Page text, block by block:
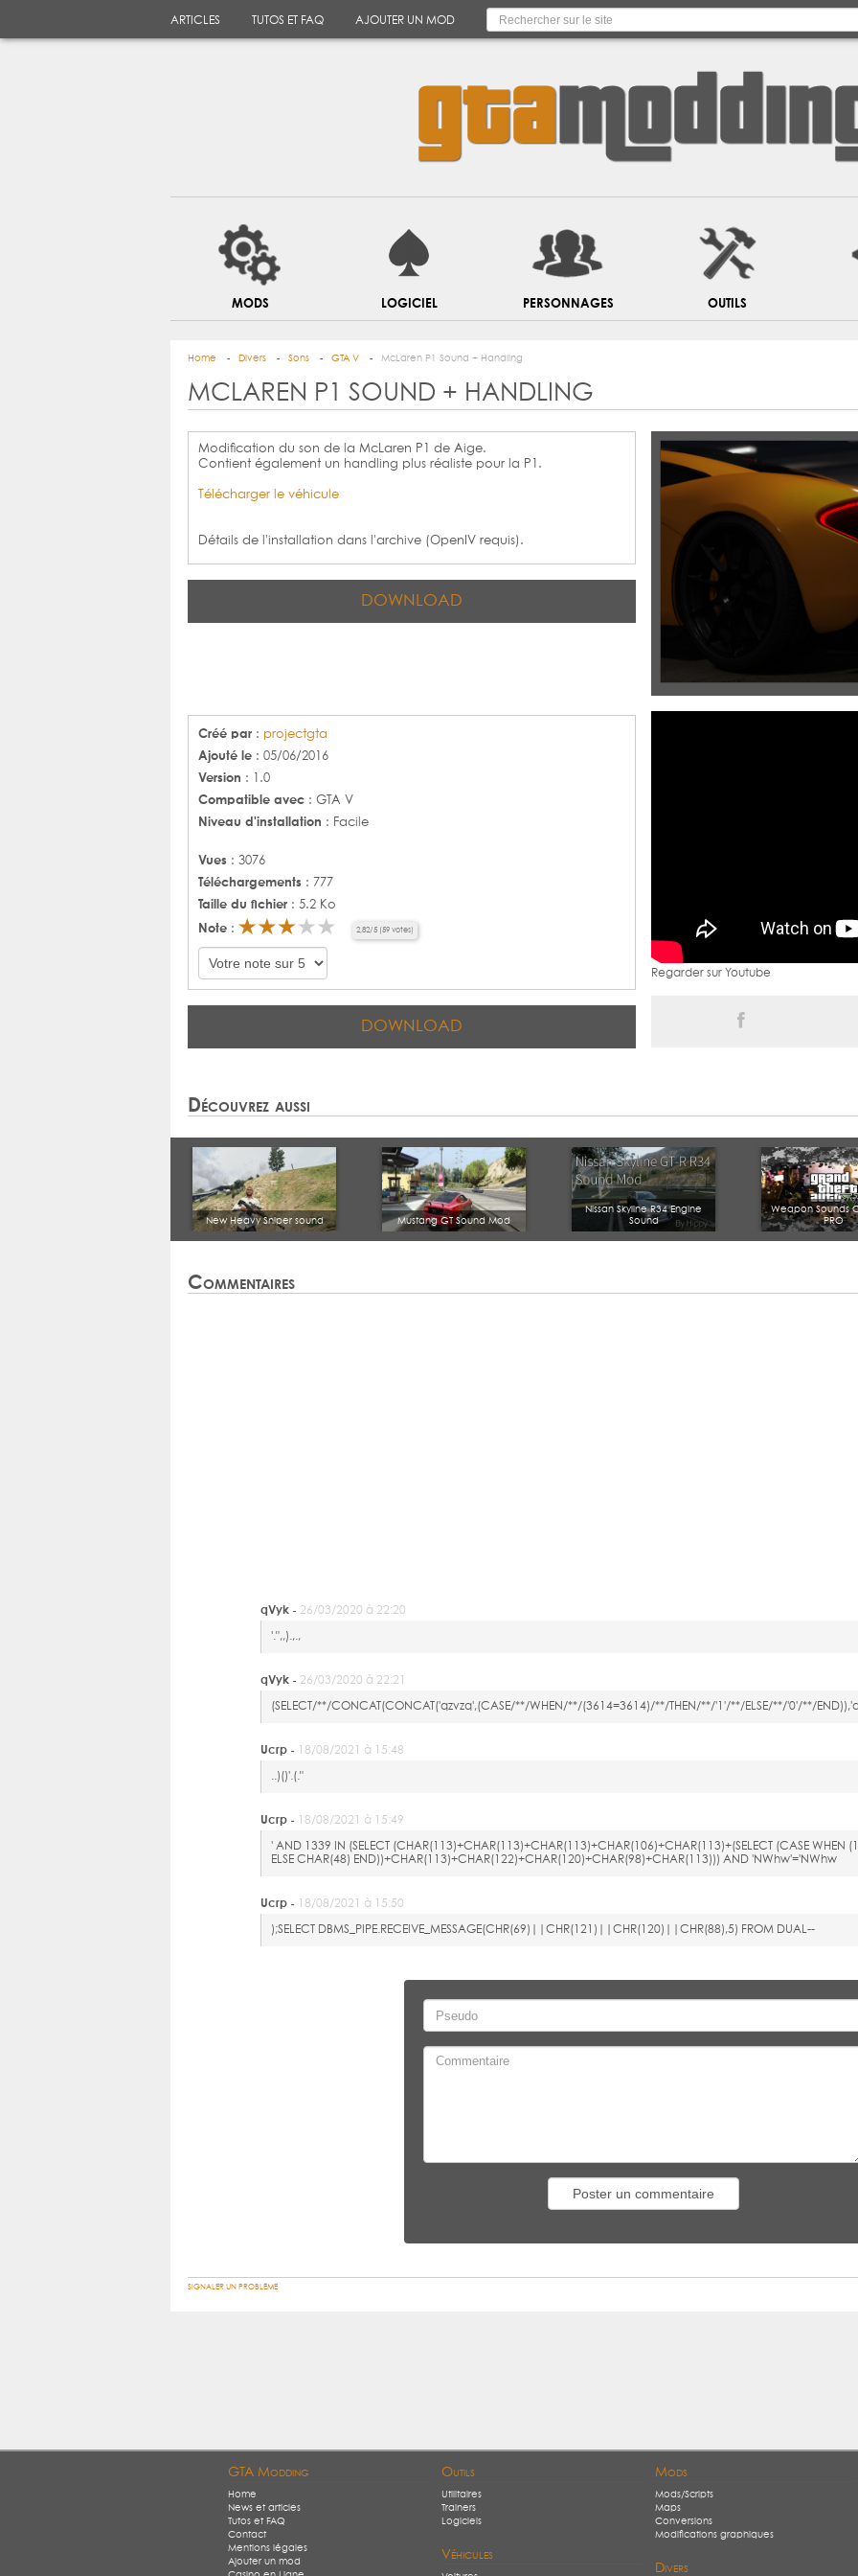
ARTICLES TUTOS ET FAQ AJOUTER UN MOD
MODS LOGICIEL PERSONNAGES OUTILS
Home Divers Sons GTA V McLaren P1 Sound + Handling
MCLAREN P1 SOUND + HANDLING
Modification du son de la McLaren P1 de Aige.
Contient également un handling plus réaliste pour la P1.
Télécharger le véhicule
Détails de l'installation dans l'archive (OpenIV requis).
DOWNLOAD
Créé par : projectgta
Ajouté le : 05/06/2016
Version : 1.0
Compatible avec : GTA V
Niveau d'installation : Facile
Vues : 3076
Téléchargements : 777
Taille du fichier : 5.2 Ko
Note : 2,82/5 59 votes)
DOWNLOAD
Regarder sur Youtube
Découvrez aussi
New Heavy Sniper sound Mustang GT Sound Mod
Nissan Skyline R34 Engine
Sound
Weapon Sounds
PRO
Commentaires
qVyk - 26/03/2020 à 22:20
'.",,).,.,
qVyk - 26/03/2020 à 22:21
(SELECT/**/CONCAT(CONCAT('qzvzq',(CASE/**/WHEN/**/(3614=3614)/**/THEN/**/'1'/**/ELSE/**/'0'/**/
Ucrp - 18/08/2021 à 15:48
..)()'.(."
Ucrp - 18/08/2021 à 15:49
' AND 1339 IN (SELECT (CHAR(113)+CHAR(113)+CHAR(113)+CHAR(106)+CHAR(113)+(SELECT (CASE WHEN
ELSE CHAR(48) END))+CHAR(113)+CHAR(122)+CHAR(120)+CHAR(98)+CHAR(113))) AND 'NWhw'='NWhw
Ucrp - 18/08/2021 à 15:50
);SELECT DBMS_PIPE.RECEIVE_MESSAGE(CHR(69)||CHR(121)||CHR(120)||CHR(88),5) FROM DUAL--
SIGNALER UN PROBLÈME
GTA Modding
Home
News et articles
Tutos et FAQ
Contact
Mentions légales
Ajouter un mod
Outils
Utilitaires
Trainers
Logiciels
Véhicules
Mods
Mods/Scripts
Maps
Conversions
Modifications graphiques
Divers